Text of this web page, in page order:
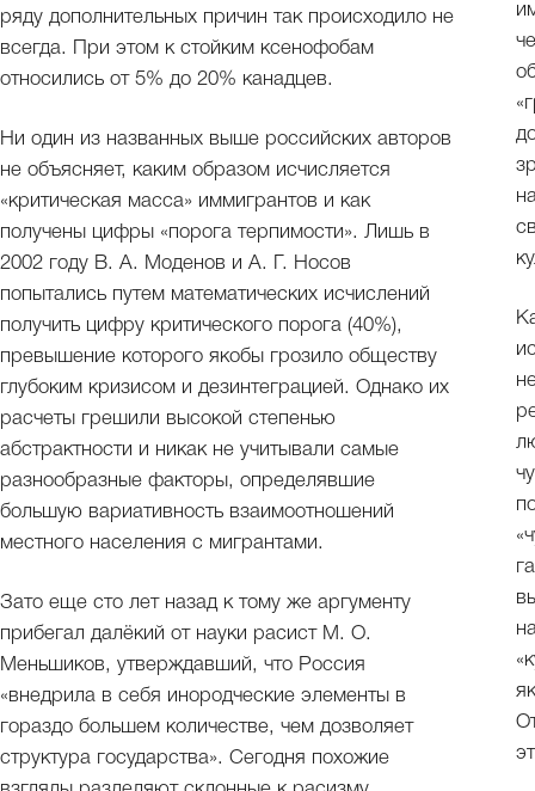
ряду дополнительных причин так происходило не
всегда. При этом к стойким ксенофобам
относились от 5% до 20% канадцев.
Ни один из названных выше российских авторов
не объясняет, каким образом исчисляется
«критическая масса» иммигрантов и как
получены цифры «порога терпимости». Лишь в
2002 году В. А. Моденов и А. Г. Носов
попытались путем математических исчислений
получить цифру критического порога (40%),
превышение которого якобы грозило обществу
глубоким кризисом и дезинтеграцией. Однако их
расчеты грешили высокой степенью
абстрактности и никак не учитывали самые
разнообразные факторы, определявшие
большую вариативность взаимоотношений
местного населения с мигрантами.
Зато еще сто лет назад к тому же аргументу
прибегал далёкий от науки расист М. О.
Меньшиков, утверждавший, что Россия
«внедрила в себя инородческие элементы в
гораздо большем количестве, чем дозволяет
структура государства». Сегодня похожие